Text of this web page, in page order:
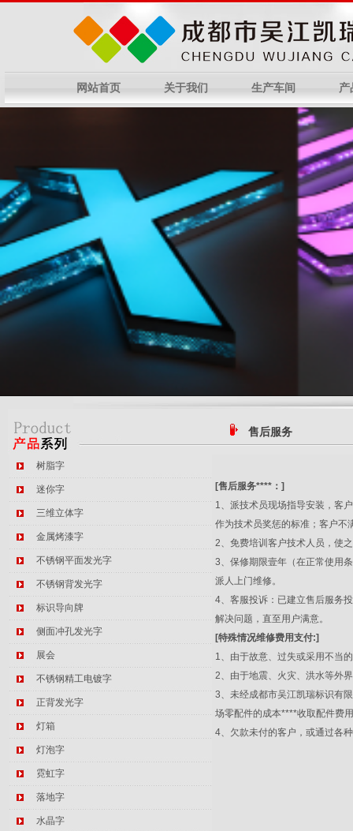
网站首页 关于我们 生产车间 产
树脂字
迷你字
三维立体字
金属烤漆字
不锈钢平面发光字
不锈钢背发光字
标识导向牌
侧面冲孔发光字
展会
不锈钢精工电镀字
正背发光字
灯箱
灯泡字
霓虹字
落地字
水晶字
售后服务
[售后服务****：]
1、派技术员现场指导安装，客
作为技术员奖惩的标准；客户
2、免费培训客户技术人员，使
3、保修期限壹年（在正常使用
派人上门维修。
4、客服投诉：已建立售后服务
解决问题，直至用户满意。
[特殊情况维修费用支付:]
1、由于故意、过失或采用不当
2、由于地震、火灾、洪水等外
3、未经成都市吴江凯瑞标识有
场零配件的成本****收取配件费
4、欠款未付的客户，或通过各